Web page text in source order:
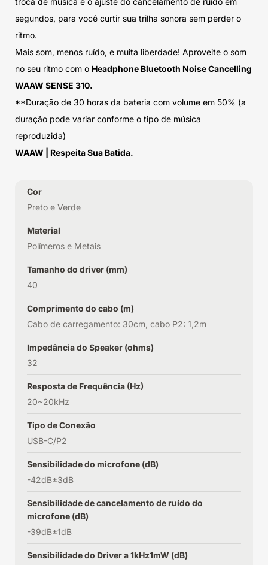
segundos, para você curtir sua trilha sonora sem perder o
ritmo.
Mais som, menos ruído, e muita liberdade! Aproveite o som
no seu ritmo com o Headphone Bluetooth Noise Cancelling
WAAW SENSE 310.
**Duração de 30 horas da bateria com volume em 50% (a
duração pode variar conforme o tipo de música
reproduzida)
WAAW | Respeita Sua Batida.
Cor
Preto e Verde
Material
Polímeros e Metais
Tamanho do driver (mm)
40
Comprimento do cabo (m)
Cabo de carregamento: 30cm, cabo P2: 1,2m
Impedância do Speaker (ohms)
32
Resposta de Frequência (Hz)
20~20kHz
Tipo de Conexão
USB-C/P2
Sensibilidade do microfone (dB)
-42dB±3dB
Sensibilidade de cancelamento de ruído do
microfone (dB)
-39dB±1dB
Sensibilidade do Driver a 1kHz1mW (dB)